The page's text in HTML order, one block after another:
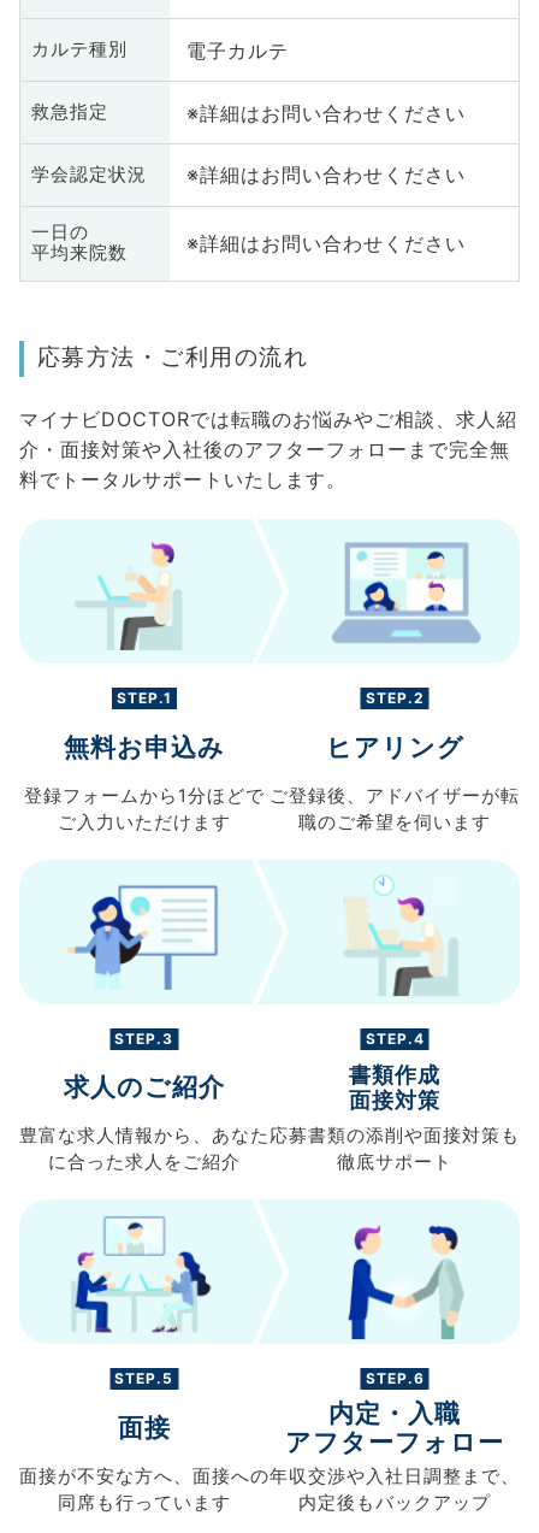
カルテ種別 電子カルテ
救急指定 ※詳細はお問い合わせください
学会認定状況 ※詳細はお問い合わせください
一日の
平均来院数
※詳細はお問い合わせください
応募方法・ご利用の流れ
マイナビDOCTORでは転職のお悩みやご相談、求人紹
介・面接対策や入社後のアフターフォローまで完全無
料でトータルサポートいたします。
STEP.1
無料お申込み
登録フォームから 1分ほどで
ご入力 いただけます
STEP.2
ヒアリング
ご登録後、 アドバイザーが転
職のご希望を伺います
STEP.3
求人のご紹介
豊富な求人情報から、 あなた
に合った求人を ご紹介
STEP.4
書類作成
面接対策
応募書類の添削や面接対策も
徹底サポート
STEP.5
面接
面接が不安な方へ、 面接への
同席も行っています
STEP.6
内定・入職
アフターフォロー
年収交渉や入社日調整まで、
内定後もバックアップ